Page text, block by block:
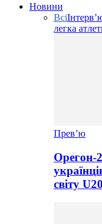
Новини
Всі
легка
Прев’ю
Орегон-
світу U20